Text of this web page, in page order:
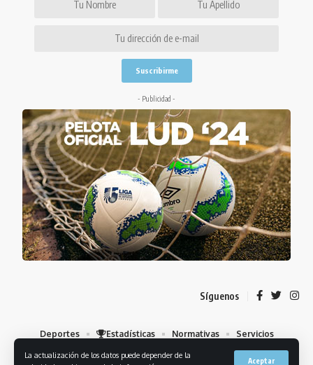
La actualización de los datos puede depender de la
Aceptar
- Publicidad -
Síguenos
Deportes Estadísticas Normativas
Servicios